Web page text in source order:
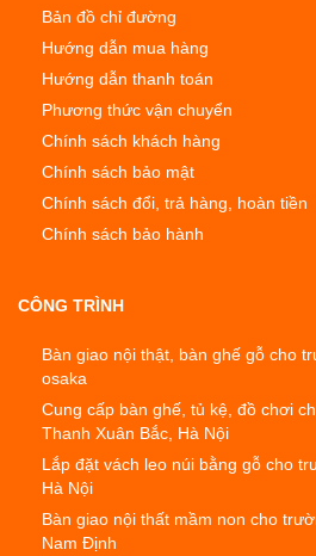
Bản đồ chỉ đường
Hướng dẫn mua hàng
Hướng dẫn thanh toán
Phương thức vận chuyển
Chính sách khách hàng
Chính sách bảo mật
Chính sách đổi, trả hàng, hoàn tiền
Chính sách bảo hành
CÔNG TRÌNH
Bàn giao nội thật, bàn ghế gỗ cho
osaka
Cung cấp bàn ghế, tủ kệ, đồ chơi
Thanh Xuân Bắc, Hà Nội
Lắp đặt vách leo núi bằng gỗ cho
Hà Nội
Bàn giao nội thất mầm non cho
Nam Định